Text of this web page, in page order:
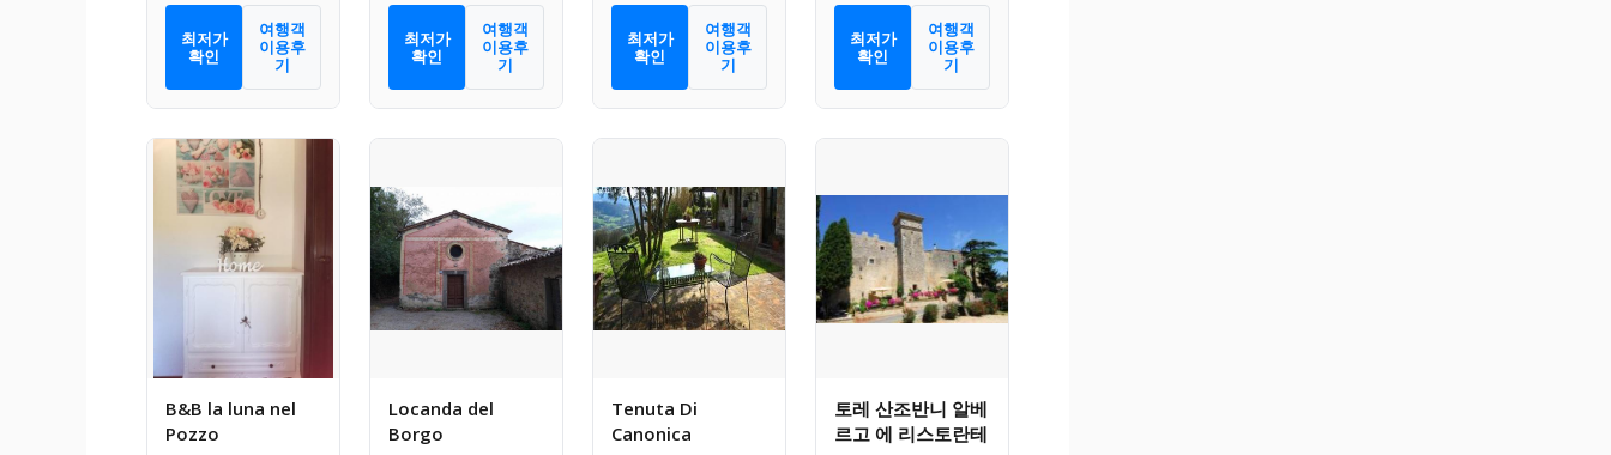
최저가
확인
여행객
이용후
기
최저가
확인
여행객
이용후
기
최저가
확인
여행객
이용후
기
최저가
확인
여행객
이용후
기
B&B la luna nel
Pozzo
Locanda del
Borgo
Tenuta Di
Canonica
토레 산조반니 알베
르고 에 리스토란테